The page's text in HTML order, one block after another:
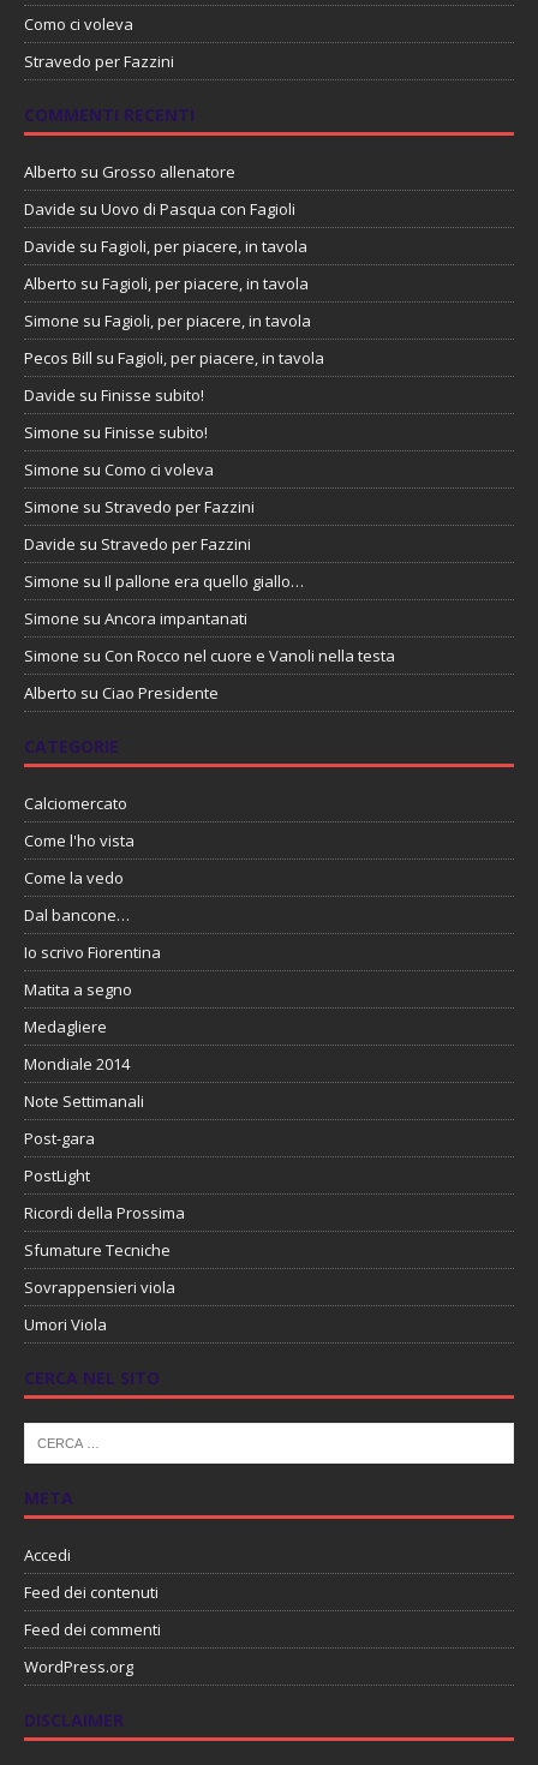
Como ci voleva
Stravedo per Fazzini
COMMENTI RECENTI
Alberto su Grosso allenatore
Davide su Uovo di Pasqua con Fagioli
Davide su Fagioli, per piacere, in tavola
Alberto su Fagioli, per piacere, in tavola
Simone su Fagioli, per piacere, in tavola
Pecos Bill su Fagioli, per piacere, in tavola
Davide su Finisse subito!
Simone su Finisse subito!
Simone su Como ci voleva
Simone su Stravedo per Fazzini
Davide su Stravedo per Fazzini
Simone su Il pallone era quello giallo…
Simone su Ancora impantanati
Simone su Con Rocco nel cuore e Vanoli nella testa
Alberto su Ciao Presidente
CATEGORIE
Calciomercato
Come l'ho vista
Come la vedo
Dal bancone…
Io scrivo Fiorentina
Matita a segno
Medagliere
Mondiale 2014
Note Settimanali
Post-gara
PostLight
Ricordi della Prossima
Sfumature Tecniche
Sovrappensieri viola
Umori Viola
CERCA NEL SITO
META
Accedi
Feed dei contenuti
Feed dei commenti
WordPress.org
DISCLAIMER